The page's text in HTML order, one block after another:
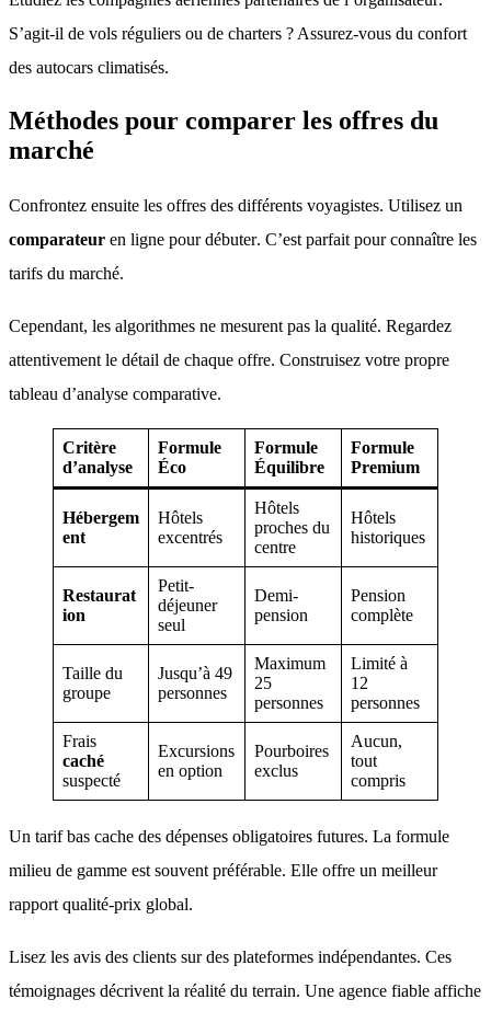
S’agit-il de vols réguliers ou de charters ? Assurez-vous du confort
des autocars climatisés.
Méthodes pour comparer les offres du
marché
Confrontez ensuite les offres des différents voyagistes. Utilisez un
comparateur en ligne pour débuter. C’est parfait pour connaître les
tarifs du marché.
Cependant, les algorithmes ne mesurent pas la qualité. Regardez
attentivement le détail de chaque offre. Construisez votre propre
tableau d’analyse comparative.
Critère
d’analyse
Formule
Éco
Formule
Équilibre
Formule
Premium
Hébergem
ent
Hôtels
excentrés
Hôtels
proches du
centre
Hôtels
historiques
Restaurat
ion
Petit-
déjeuner
seul
Demi-
pension
Pension
complète
Taille du
groupe
Jusqu’à 49
personnes
Maximum
25
personnes
Limité à
12
personnes
Frais
caché
suspecté
Excursions
en option
Pourboires
exclus
Aucun,
tout
compris
Un tarif bas cache des dépenses obligatoires futures. La formule
milieu de gamme est souvent préférable. Elle offre un meilleur
rapport qualité-prix global.
Lisez les avis des clients sur des plateformes indépendantes. Ces
témoignages décrivent la réalité du terrain. Une agence fiable affiche